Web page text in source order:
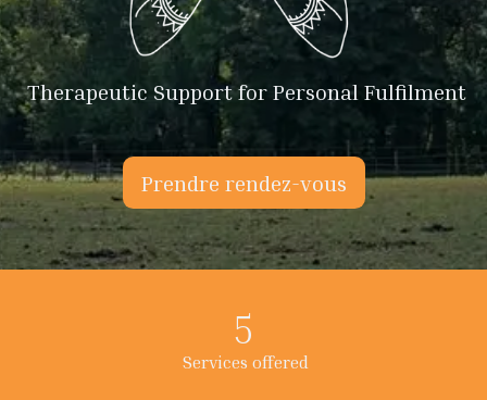
Therapeutic Support for Personal Fulfilment
Prendre rendez-vous
5
Services offered